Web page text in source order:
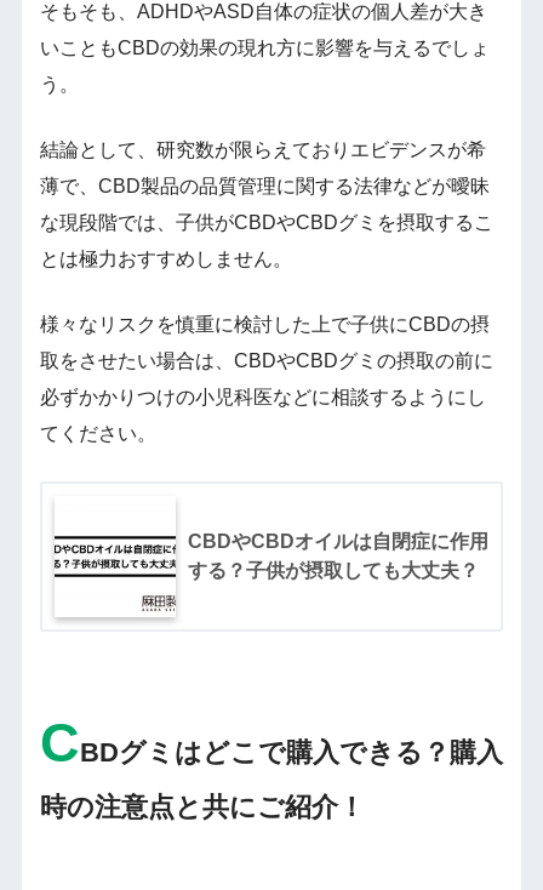
そもそも、ADHDやASD自体の症状の個人差が大き
いこともCBDの効果の現れ方に影響を与えるでしょ
う。
結論として、研究数が限らえておりエビデンスが希
薄で、CBD製品の品質管理に関する法律などが曖昧
な現段階では、子供がCBDやCBDグミを摂取するこ
とは極力おすすめしません。
様々なリスクを慎重に検討した上で子供にCBDの摂
取をさせたい場合は、CBDやCBDグミの摂取の前に
必ずかかりつけの小児科医などに相談するようにし
てください。
CBDやCBDオイルは自閉症に作用
する？子供が摂取しても大丈夫？
CBDグミはどこで購入できる？購入
時の注意点と共にご紹介！